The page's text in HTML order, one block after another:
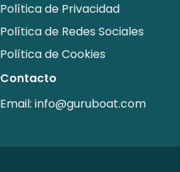
Política de Privacidad
Política de Redes Sociales
Política de Cookies
Contacto
Email: info@guruboat.com